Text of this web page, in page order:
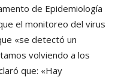
de Epidemiología
el monitoreo del virus
«se detectó un
volviendo a los
que: «Hay